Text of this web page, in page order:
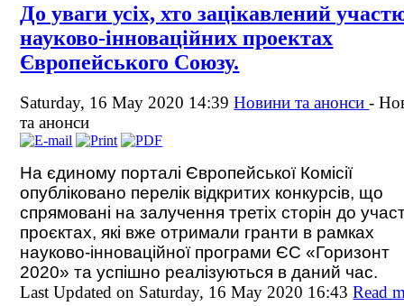
До уваги усіх, хто зацікавлений
науково-інноваційних проектах
Європейського Союзу.
Saturday, 16 May 2020 14:39Новини та анонси-
та анонси
На єдиному порталі Європейської Комісії
опубліковано перелік відкритих конкурсів, що
спрямовані на залучення третіх сторін до
проєктах, які вже отримали гранти в рамках
науково-інноваційної програми ЄС «Горизонт
2020» та успішно реалізуються в даний час.
Last Updated on Saturday, 16 May 2020 16:43Read